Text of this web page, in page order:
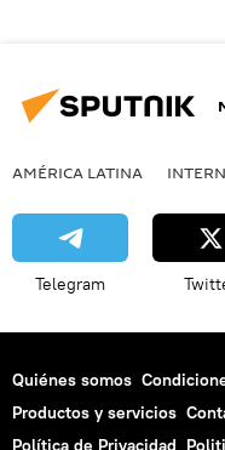
AMÉRICA LATINA
Telegram
Quiénes somos
Productos y servicios